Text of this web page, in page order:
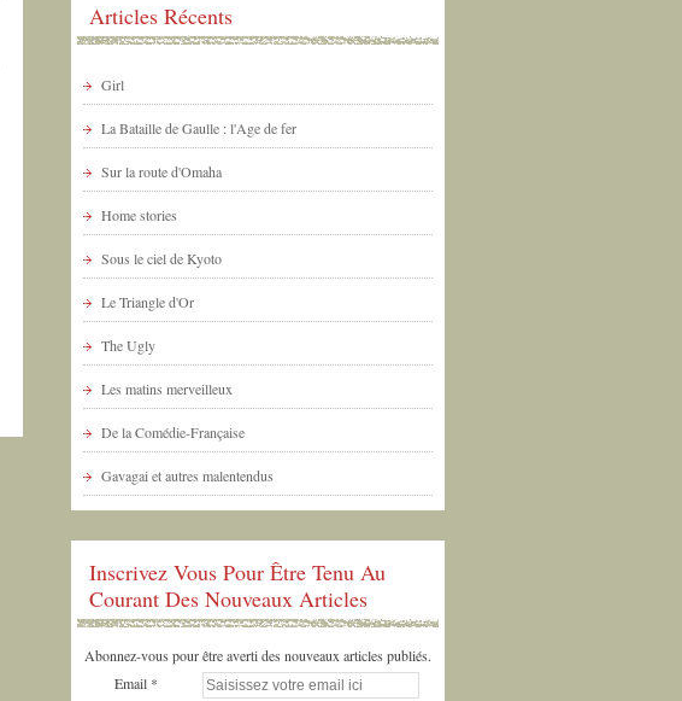
Articles Récents
Girl
La Bataille de Gaulle : l'Age de fer
Sur la route d'Omaha
Home stories
Sous le ciel de Kyoto
Le Triangle d'Or
The Ugly
Les matins merveilleux
De la Comédie-Française
Gavagai et autres malentendus
Inscrivez Vous Pour Être Tenu Au
Courant Des Nouveaux Articles
Abonnez-vous pour être averti des nouveaux articles publiés.
Email